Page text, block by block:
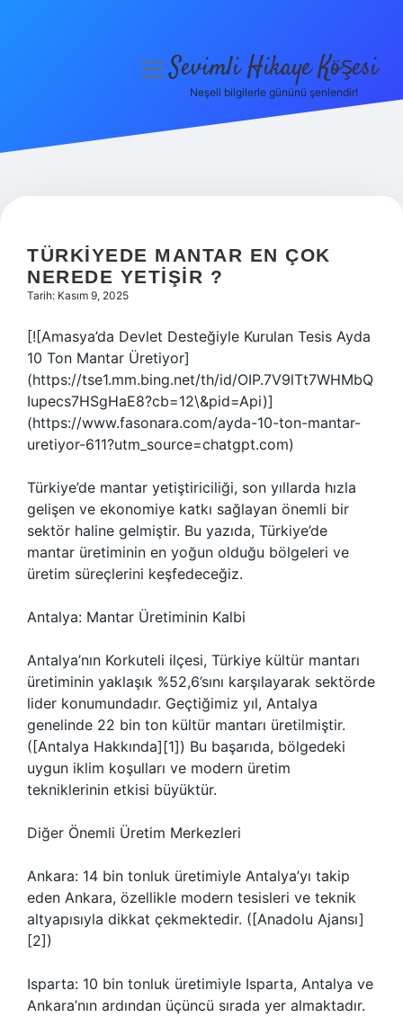
Hakkımızda
menüyüSevimli Hikaye Köşesi
Neşeli bilgilerle gününü şenlendir!
TÜRKIYEDE MANTAR EN ÇOK
NEREDE YETIŞIR ?
Tarih: Kasım 9, 2025
[![Amasya’da Devlet Desteğiyle Kurulan Tesis Ayda
10 Ton Mantar Üretiyor]
(https://tse1.mm.bing.net/th/id/OIP.7V9lTt7WHMbQ
Iupecs7HSgHaE8?cb=12\&pid=Api)]
(https://www.fasonara.com/ayda-10-ton-mantar-
uretiyor-611?utm_source=chatgpt.com)
Türkiye’de mantar yetiştiriciliği, son yıllarda hızla
gelişen ve ekonomiye katkı sağlayan önemli bir
sektör haline gelmiştir. Bu yazıda, Türkiye’de
mantar üretiminin en yoğun olduğu bölgeleri ve
üretim süreçlerini keşfedeceğiz.
Antalya: Mantar Üretiminin Kalbi
Antalya’nın Korkuteli ilçesi, Türkiye kültür mantarı
üretiminin yaklaşık %52,6’sını karşılayarak sektörde
lider konumundadır. Geçtiğimiz yıl, Antalya
genelinde 22 bin ton kültür mantarı üretilmiştir.
([Antalya Hakkında][1]) Bu başarıda, bölgedeki
uygun iklim koşulları ve modern üretim
tekniklerinin etkisi büyüktür.
Diğer Önemli Üretim Merkezleri
Ankara: 14 bin tonluk üretimiyle Antalya’yı takip
eden Ankara, özellikle modern tesisleri ve teknik
altyapısıyla dikkat çekmektedir. ([Anadolu Ajansı]
[2])
Isparta: 10 bin tonluk üretimiyle Isparta, Antalya ve
Ankara’nın ardından üçüncü sırada yer almaktadır.